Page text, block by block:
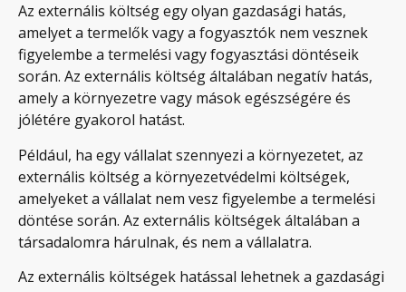
Az externális költség egy olyan gazdasági hatás,
amelyet a termelők vagy a fogyasztók nem vesznek
figyelembe a termelési vagy fogyasztási döntéseik
során. Az externális költség általában negatív hatás,
amely a környezetre vagy mások egészségére és
jólétére gyakorol hatást.
Például, ha egy vállalat szennyezi a környezetet, az
externális költség a környezetvédelmi költségek,
amelyeket a vállalat nem vesz figyelembe a termelési
döntése során. Az externális költségek általában a
társadalomra hárulnak, és nem a vállalatra.
Az externális költségek hatással lehetnek a gazdasági